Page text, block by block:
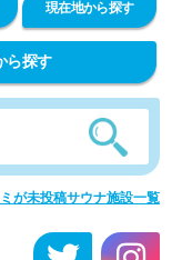
現在地から探す
ら探す
が未投稿サウナ施設一覧